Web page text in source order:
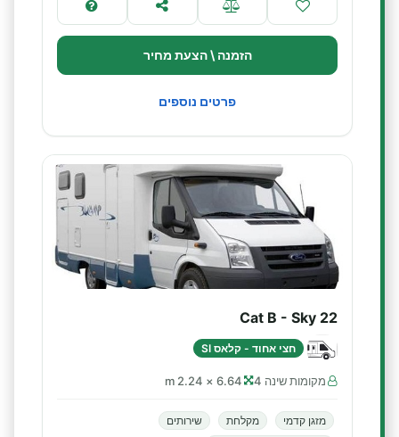
הזמנה \ הצעת מחיר
פרטים נוספים
Cat B - Sky 22
חצי אחוד - קלאס SI
מקומות שינה 4 6.64 × 2.24 m
מזגן קדמי מקלחת
שירותים